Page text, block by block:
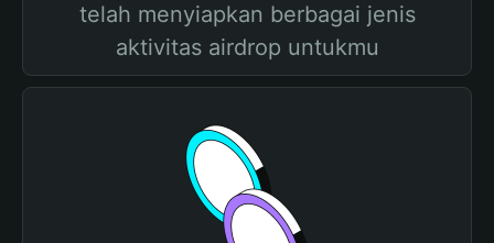
telah menyiapkan berbagai jenis
aktivitas airdrop untukmu